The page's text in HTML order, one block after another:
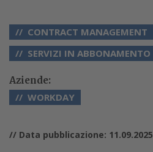
CONTRACT MANAGEMENT
SERVIZI IN ABBONAMENTO
Aziende:
WORKDAY
// Data pubblicazione: 11.09.2025